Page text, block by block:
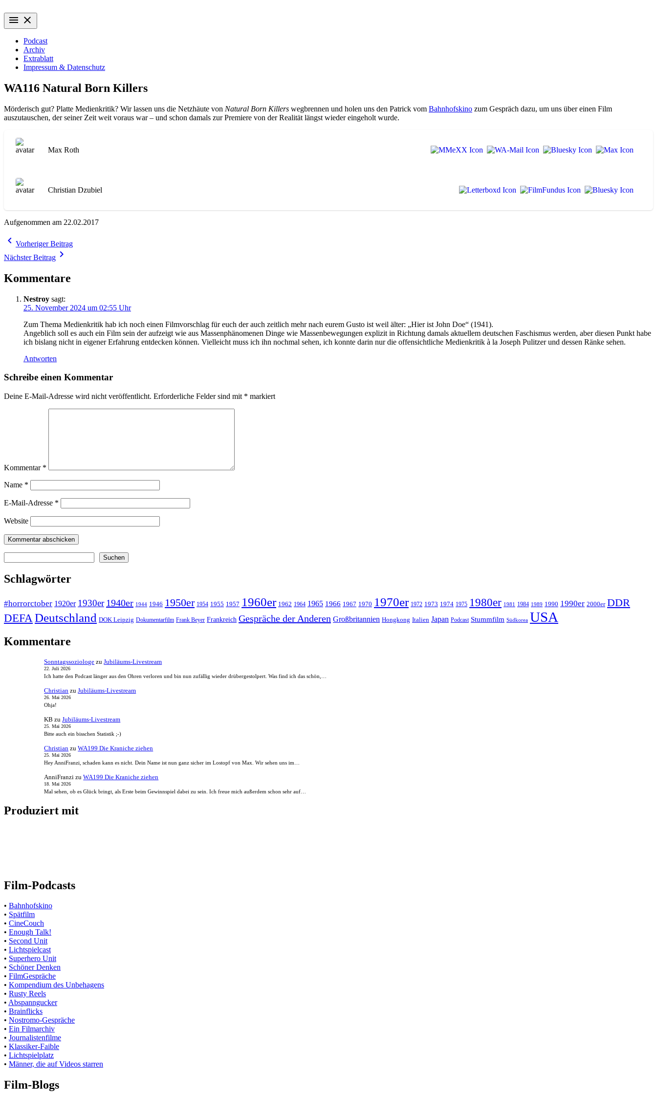
Inhalt
springen
Wiederaufführung
Alte Filme. Neu entdeckt.
menu close
Podcast
Archiv
Extrablatt
Impressum & Datenschutz
WA116 Natural Born Killers
Mörderisch gut? Platte Medienkritik? Wir lassen uns die Netzhäute von Natural Born Killers wegbrennen und holen uns den Patrick vom Bahnhofskino zum Gespräch dazu, um uns über einen Film
auszutauschen, der seiner Zeit weit voraus war – und schon damals zur Premiere von der Realität längst wieder eingeholt wurde.
Max Roth
Christian Dzubiel
Aufgenommen am 22.02.2017
Beitragsnavigation
navigate_before Vorheriger Beitrag
Nächster Beitrag navigate_next
Kommentare
Nestroy sagt:
25. November 2024 um 02:55 Uhr
Zum Thema Medienkritik hab ich noch einen Filmvorschlag für euch der auch zeitlich mehr nach eurem Gusto ist weil älter: „Hier ist John Doe“ (1941).
Angeblich soll es auch ein Film sein der aufzeigt wie aus Massenphänomenen Dinge wie Massenbewegungen explizit in Richtung damals aktuellem deutschen Faschismus werden, aber diesen Punkt habe
ich bislang nicht in eigener Erfahrung entdecken können. Vielleicht muss ich ihn nochmal sehen, ich konnte darin nur die offensichtliche Medienkritik à la Joseph Pulitzer und dessen Ränke sehen.
Antworten
Schreibe einen Kommentar
Deine E-Mail-Adresse wird nicht veröffentlicht. Erforderliche Felder sind mit * markiert
Kommentar *
Name *
E-Mail-Adresse *
Website
Suchen
Schlagwörter
#horrorctober 1920er 1930er 1940er 1944 1946 1950er 1954 1955 1957 1960er 1962 1964 1965 1966 1967 1970 1970er 1972 1973 1974 1975 1980er 1981 1984 1989 1990 1990er 2000er DDR
DEFA Deutschland DOK Leipzig Dokumentarfilm Frank Beyer Frankreich Gespräche der Anderen Großbritannien Hongkong Italien Japan Podcast Stummfilm Südkorea USA
Kommentare
Sonntagssoziologe zuJubiläums-Livestream
22. Juli 2026
Ich hatte den Podcast länger aus den Ohren verloren und bin nun zufällig wieder drübergestolpert. Was find ich das schön,…
Christian zuJubiläums-Livestream
26. Mai 2026
Ohja!
KB zuJubiläums-Livestream
25. Mai 2026
Bitte auch ein bisschen Statistik ;-)
Christian zuWA199 Die Kraniche ziehen
25. Mai 2026
Hey AnniFranzi, schaden kann es nicht. Dein Name ist nun ganz sicher im Lostopf von Max. Wir sehen uns im…
AnniFranzi zuWA199 Die Kraniche ziehen
18. Mai 2026
Mal sehen, ob es Glück bringt, als Erste beim Gewinnspiel dabei zu sein. Ich freue mich außerdem schon sehr auf…
Produziert mit
Film-Podcasts
• Bahnhofskino
• Spätfilm
• CineCouch
• Enough Talk!
• Second Unit
• Lichtspielcast
• Superhero Unit
• Schöner Denken
• FilmGespräche
• Kompendium des Unbehagens
• Rusty Reels
• Abspanngucker
• Brainflicks
• Nostromo-Gespräche
• Ein Filmarchiv
• Journalistenfilme
• Klassiker-Faible
• Lichtspielplatz
• Männer, die auf Videos starren
Film-Blogs